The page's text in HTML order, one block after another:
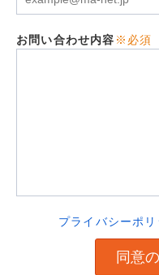
お問い合わせ内容 ※必須
プライバシーポリ